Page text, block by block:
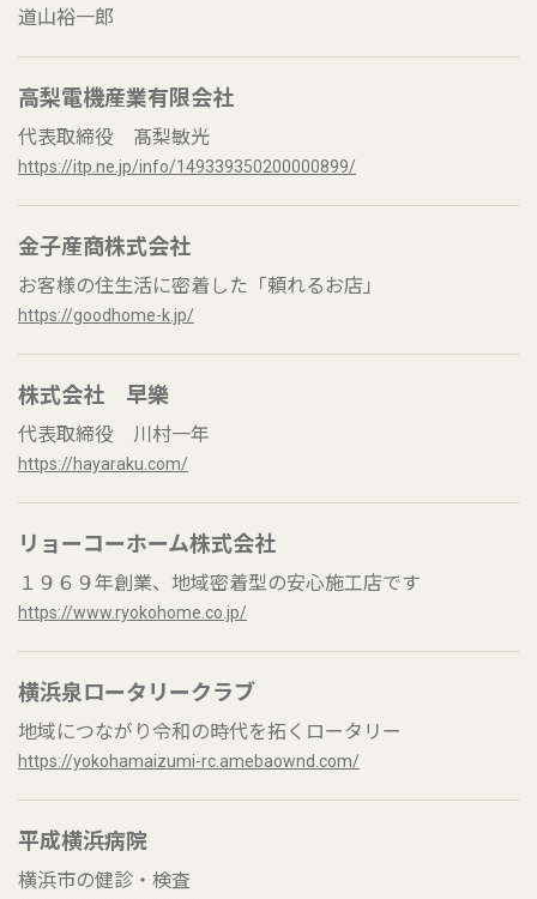
道山裕一郎
高梨電機産業有限会社
代表取締役 髙梨敏光
https://itp.ne.jp/info/149339350200000899/
金子産商株式会社
お客様の住生活に密着した「頼れるお店」
https://goodhome-k.jp/
株式会社 早樂
代表取締役 川村一年
https://hayaraku.com/
リョーコーホーム株式会社
１９６９年創業、地域密着型の安心施工店です
https://www.ryokohome.co.jp/
横浜泉ロータリークラブ
地域につながり令和の時代を拓くロータリー
https://yokohamaizumi-rc.amebaownd.com/
平成横浜病院
横浜市の健診・検査